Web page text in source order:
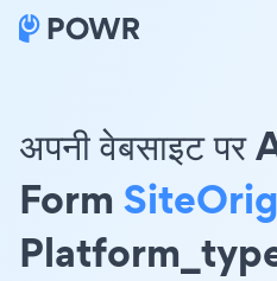
अपनी वेबसाइट
Form
Platform_type